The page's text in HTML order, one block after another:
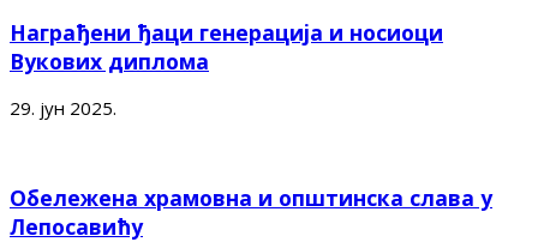
Награђени ђаци генерација и носиоци
Вукових диплома
29. јун 2025.
Обележена храмовна и општинска слава у
Лепосавићу